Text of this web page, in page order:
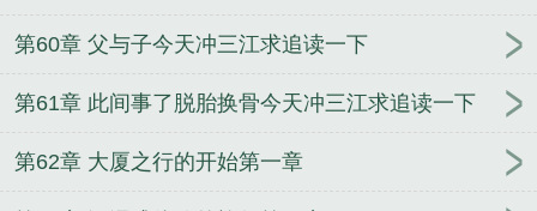
第60章 父与子今天冲三江求追读一下
第61章 此间事了脱胎换骨今天冲三江求追读一下
第62章 大厦之行的开始第一章